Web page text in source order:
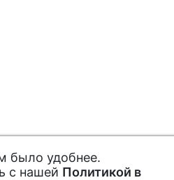
было удобнее.
с нашей Политикой в